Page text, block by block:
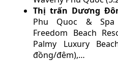
Thị trấn Dương
Phu Quoc & Spa
Freedom Beach
Palmy Luxury
đồng/đêm),…